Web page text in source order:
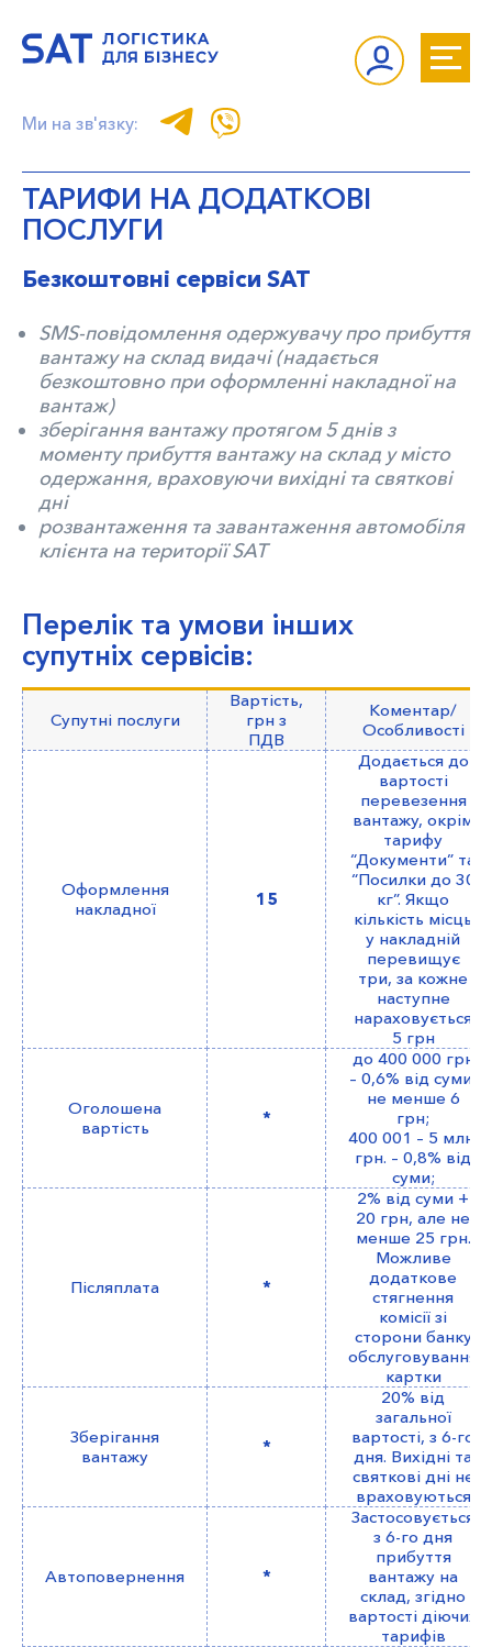
Ми на зв'язку:
ТАРИФИ НА ДОДАТКОВІ
ПОСЛУГИ
Безкоштовні сервіси SAT
SMS-повідомлення одержувачу про прибуття
вантажу на склад видачі (надається
безкоштовно при оформленні накладної на
вантаж)
зберігання вантажу протягом 5 днів з
моменту прибуття вантажу на склад у місто
одержання, враховуючи вихідні та святкові
дні
розвантаження та завантаження автомобіля
клієнта на території SAT
Перелік та умови інших
супутніх сервісів:
Супутні послуги
Вартість,
грн з
ПДВ
Коментар/
Особливості
Оформлення
накладної
15
Додається до
вартості
перевезення
вантажу, окрім
тарифу
“Документи” та
“Посилки до 30
кг”. Якщо
кількість місць
у накладній
перевищує
три, за кожне
наступне
нараховується
5 грн
Оголошена
вартість
*
до 400 000 грн
– 0,6% від суми,
не менше 6
грн;
400 001 – 5 млн.
грн. – 0,8% від
суми;
Післяплата *
2% від суми +
20 грн, але не
менше 25 грн.
Можливе
додаткове
стягнення
комісії зі
сторони банку
обслуговування
картки
Зберігання
вантажу
*
20% від
загальної
вартості, з 6-го
дня. Вихідні та
святкові дні не
враховуються
Автоповернення *
Застосовується
з 6-го дня
прибуття
вантажу на
склад, згідно
вартості діючих
тарифів